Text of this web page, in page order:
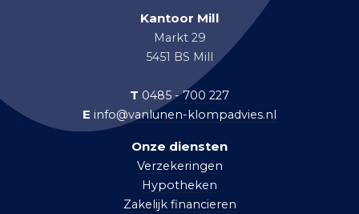
Kantoor Mill
Markt 29
5451 BS Mill
T 0485 - 700 227
E info@vanlunen-klompadvies.nl
Onze diensten
Verzekeringen
Hypotheken
Zakelijk financieren